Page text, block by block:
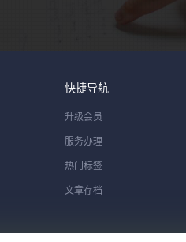
快捷导航
升级会员
服务办理
热门标签
文章存档